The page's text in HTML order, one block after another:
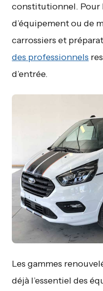
constitutionnel. Pour
d’équipement ou de
carrossiers et
des professionnels
d’entrée.
Les gammes
déjà l’essentiel des